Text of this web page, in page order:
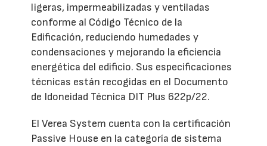
ligeras, impermeabilizadas y ventiladas
conforme al Código Técnico de la
Edificación, reduciendo humedades y
condensaciones y mejorando la eficiencia
energética del edificio. Sus especificaciones
técnicas están recogidas en el Documento
de Idoneidad Técnica DIT Plus 622p/22.
El Verea System cuenta con la certificación
Passive House en la categoría de sistema